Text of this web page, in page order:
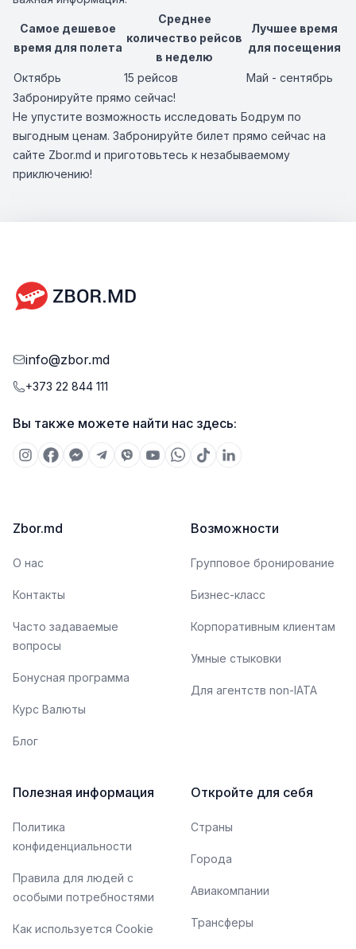
Самое дешевое
время для полета
Среднее
количество рейсов
в неделю
Лучшее время
для посещения
Октябрь 15 рейсов
Май - сентябрь
Забронируйте прямо сейчас!
Не упустите возможность исследовать Бодрум по
выгодным ценам. Забронируйте билет прямо сейчас на
сайте Zbor.md и приготовьтесь к незабываемому
приключению!
info@zbor.md
+373 22 844 111
Вы также можете найти нас здесь:
Zbor.md
О нас
Контакты
Часто задаваемые
вопросы
Бонусная программа
Курс Валюты
Блог
Возможности
Групповое бронирование
Бизнес-класс
Корпоративным клиентам
Умные стыковки
Для агентств non-IATA
Полезная информация
Политика
конфиденциальности
Правила для людей с
особыми потребностями
Как используется Cookie
Откройте для себя
Страны
Города
Авиакомпании
Трансферы